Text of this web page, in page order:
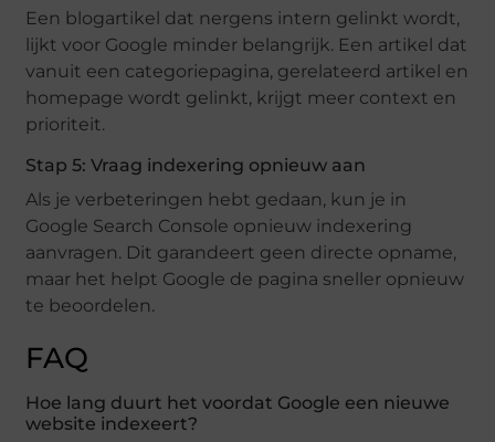
Een blogartikel dat nergens intern gelinkt wordt,
lijkt voor Google minder belangrijk. Een artikel dat
vanuit een categoriepagina, gerelateerd artikel en
homepage wordt gelinkt, krijgt meer context en
prioriteit.
Stap 5: Vraag indexering opnieuw aan
Als je verbeteringen hebt gedaan, kun je in
Google Search Console opnieuw indexering
aanvragen. Dit garandeert geen directe opname,
maar het helpt Google de pagina sneller opnieuw
te beoordelen.
FAQ
Hoe lang duurt het voordat Google een nieuwe
website indexeert?